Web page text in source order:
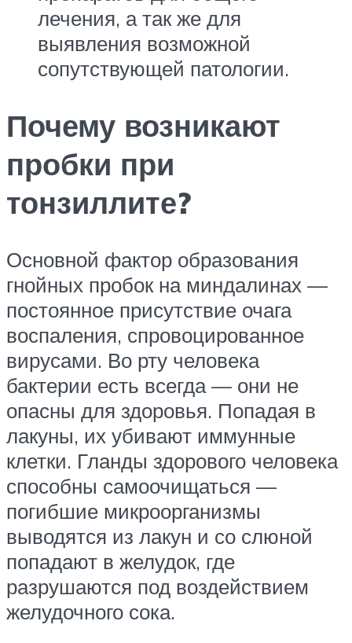
лечения, а так же для
выявления возможной
сопутствующей патологии.
Почему возникают
пробки при
тонзиллите?
Основной фактор образования
гнойных пробок на миндалинах —
постоянное присутствие очага
воспаления, спровоцированное
вирусами. Во рту человека
бактерии есть всегда — они не
опасны для здоровья. Попадая в
лакуны, их убивают иммунные
клетки. Гланды здорового человека
способны самоочищаться —
погибшие микроорганизмы
выводятся из лакун и со слюной
попадают в желудок, где
разрушаются под воздействием
желудочного сока.